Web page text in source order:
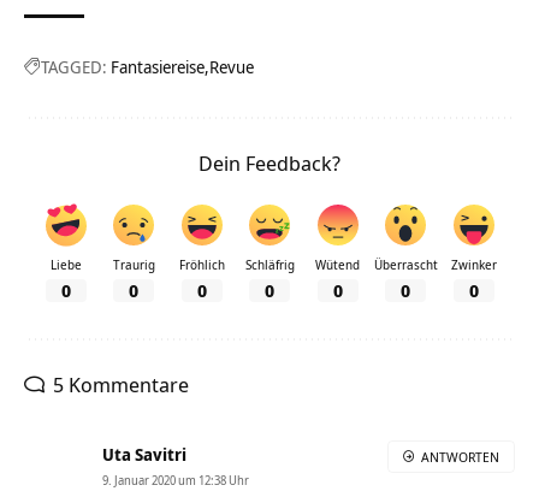
TAGGED: Fantasiereise Revue
Dein Feedback?
Liebe
0
Traurig
0
Fröhlich
0
Schläfrig
0
Wütend
0
Überrascht
0
Zwinker
0
5 Kommentare
Uta Savitri
9. Januar 2020 um 12:38 Uhr
ANTWORTEN